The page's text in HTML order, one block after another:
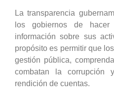
La transparencia
los gobiernos de
información sobre sus
propósito es permitir que
gestión pública,
combatan la corrupción
rendición de cuentas.